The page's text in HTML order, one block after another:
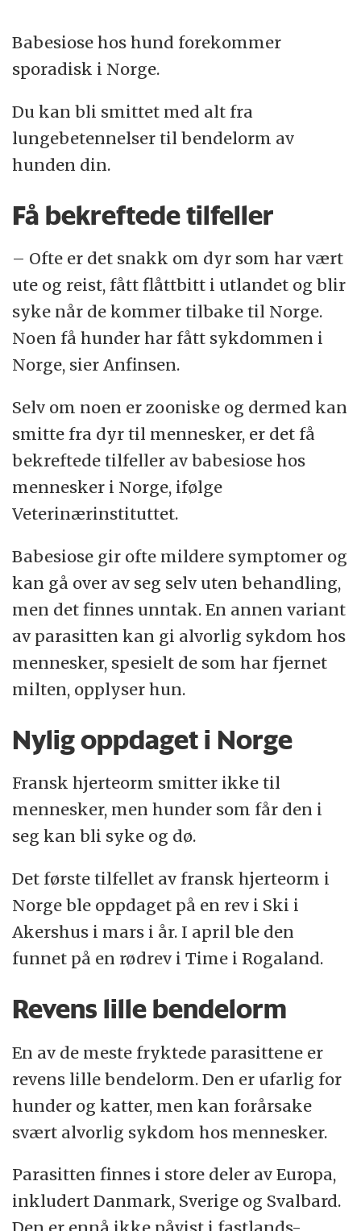
Babesiose hos hund forekommer
sporadisk i Norge.
Du kan bli smittet med alt fra
lungebetennelser til bendelorm av
hunden din.
Få bekreftede tilfeller
– Ofte er det snakk om dyr som har vært
ute og reist, fått flåttbitt i utlandet og blir
syke når de kommer tilbake til Norge.
Noen få hunder har fått sykdommen i
Norge, sier Anfinsen.
Selv om noen er zooniske og dermed kan
smitte fra dyr til mennesker, er det få
bekreftede tilfeller av babesiose hos
mennesker i Norge, ifølge
Veterinærinstituttet.
Babesiose gir ofte mildere symptomer og
kan gå over av seg selv uten behandling,
men det finnes unntak. En annen variant
av parasitten kan gi alvorlig sykdom hos
mennesker, spesielt de som har fjernet
milten, opplyser hun.
Nylig oppdaget i Norge
Fransk hjerteorm smitter ikke til
mennesker, men hunder som får den i
seg kan bli syke og dø.
Det første tilfellet av fransk hjerteorm i
Norge ble oppdaget på en rev i Ski i
Akershus i mars i år. I april ble den
funnet på en rødrev i Time i Rogaland.
Revens lille bendelorm
En av de meste fryktede parasittene er
revens lille bendelorm. Den er ufarlig for
hunder og katter, men kan forårsake
svært alvorlig sykdom hos mennesker.
Parasitten finnes i store deler av Europa,
inkludert Danmark, Sverige og Svalbard.